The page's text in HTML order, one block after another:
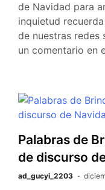
de Navidad para
inquietud
de nuestras redes
un comentario en
Palabras de
de discurso
ad_gucyi_2203